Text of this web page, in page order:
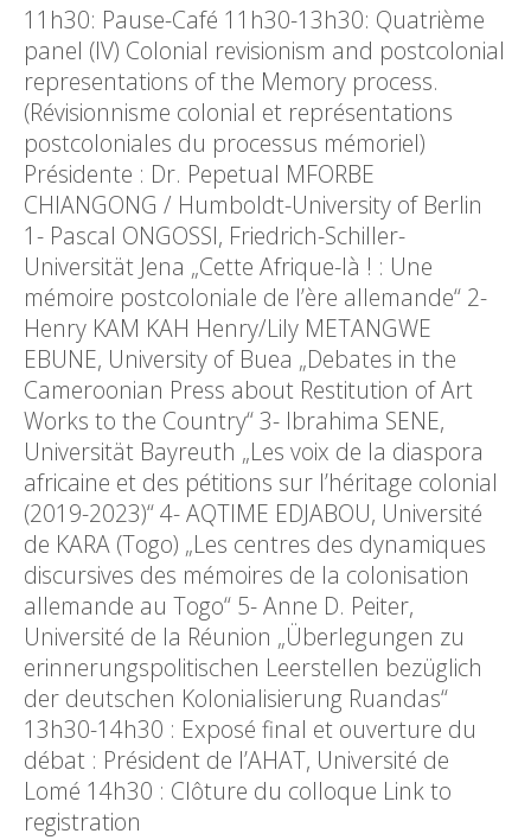
11h30: Pause-Café 11h30-13h30: Quatrième
panel (IV) Colonial revisionism and postcolonial
representations of the Memory process.
(Révisionnisme colonial et représentations
postcoloniales du processus mémoriel)
Présidente : Dr. Pepetual MFORBE
CHIANGONG / Humboldt-University of Berlin
1- Pascal ONGOSSI, Friedrich-Schiller-
Universität Jena „Cette Afrique-là ! : Une
mémoire postcoloniale de l’ère allemande“ 2-
Henry KAM KAH Henry/Lily METANGWE
EBUNE, University of Buea „Debates in the
Cameroonian Press about Restitution of Art
Works to the Country“ 3- Ibrahima SENE,
Universität Bayreuth „Les voix de la diaspora
africaine et des pétitions sur l’héritage colonial
(2019-2023)“ 4- AQTIME EDJABOU, Université
de KARA (Togo) „Les centres des dynamiques
discursives des mémoires de la colonisation
allemande au Togo“ 5- Anne D. Peiter,
Université de la Réunion „Überlegungen zu
erinnerungspolitischen Leerstellen bezüglich
der deutschen Kolonialisierung Ruandas“
13h30-14h30 : Exposé final et ouverture du
débat : Président de l’AHAT, Université de
Lomé 14h30 : Clôture du colloque Link to
registration